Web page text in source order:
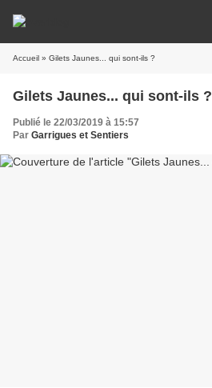
Accueil » Gilets Jaunes... qui sont-ils ?
Gilets Jaunes... qui sont-ils ?
Publié le 22/03/2019 à 15:57
Par Garrigues et Sentiers